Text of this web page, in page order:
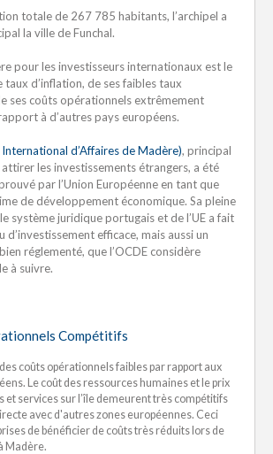
totale de 267 785 habitants, l’archipel a
la ville de Funchal.
pour les investisseurs internationaux est le
d’inflation, de ses faibles taux
ses coûts opérationnels extrêmement
à d’autres pays européens.
d’Affaires de Madère), principal
les investissements étrangers, a été
par l’Union Européenne en tant que
de développement économique. Sa pleine
système juridique portugais et de l’UE a fait
d’investissement efficace, mais aussi un
réglementé, que l’OCDE considère
à suivre.
Compétitifs
coûts opérationnels faibles par rapport aux
Le coût des ressources humaines et le prix
et services sur l’île demeurent très compétitifs
avec d'autres zones européennes. Ceci
de bénéficier de coûts très réduits lors de
Madère.